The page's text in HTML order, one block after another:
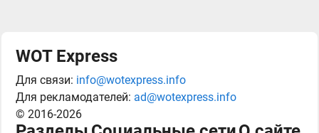
WOT Express
Для связи: info@wotexpress.info
Для рекламодателей: ad@wotexpress.info
© 2016-2026